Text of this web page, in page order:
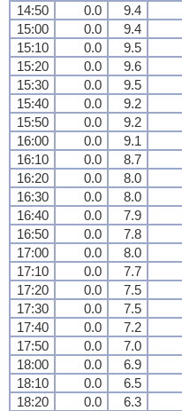
14:50 0.0 9.4
15:00
0.0 9.4
15:10
0.0 9.5
15:20
0.0 9.6
15:30
0.0 9.5
15:40
0.0 9.2
15:50
0.0 9.2
16:00
0.0 9.1
16:10
0.0 8.7
16:20
0.0 8.0
16:30
0.0 8.0
16:40
0.0 7.9
16:50
0.0 7.8
17:00
0.0 8.0
17:10
0.0 7.7
17:20
0.0 7.5
17:30
0.0 7.5
17:40
0.0 7.2
17:50
0.0 7.0
18:00
0.0 6.9
18:10
0.0 6.5
18:20
0.0 6.3